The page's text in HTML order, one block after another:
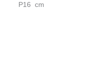
P16 cm